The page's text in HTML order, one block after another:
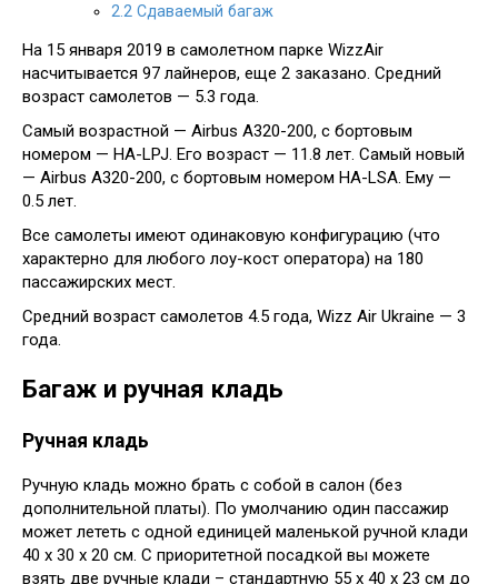
2.2 Сдаваемый багаж
На 15 января 2019 в самолетном парке WizzAir
насчитывается 97 лайнеров, еще 2 заказано. Средний
возраст самолетов — 5.3 года.
Самый возрастной — Airbus A320-200, с бортовым
номером — HA-LPJ. Его возраст — 11.8 лет. Самый новый
— Airbus A320-200, с бортовым номером HA-LSA. Ему —
0.5 лет.
Все самолеты имеют одинаковую конфигурацию (что
характерно для любого лоу-кост оператора) на 180
пассажирских мест.
Средний возраст самолетов 4.5 года, Wizz Air Ukraine — 3
года.
Багаж и ручная кладь
Ручная кладь
Ручную кладь можно брать с собой в салон (без
дополнительной платы). По умолчанию один пассажир
может лететь с одной единицей маленькой ручной клади
40 х 30 х 20 см. С приоритетной посадкой вы можете
взять две ручные клади – стандартную 55 х 40 х 23 см до